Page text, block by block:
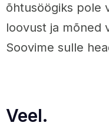
õhtusöögiks pole
loovust ja mõned
Soovime sulle
Veel.